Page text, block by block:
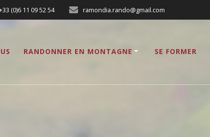
(0)6 11 09 52 54 ramondia.rando@gmail.com
RANDONNER EN MONTAGNE SE FORMER